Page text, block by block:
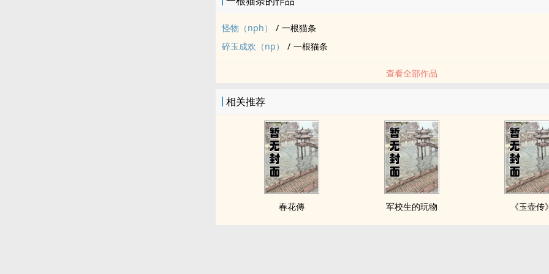
怪物（nph） / 一根猫条
碎玉成欢（np）
/ 一根猫条
查看全部作品
相关推荐
春花傳 军校生的玩物 《玉壶传